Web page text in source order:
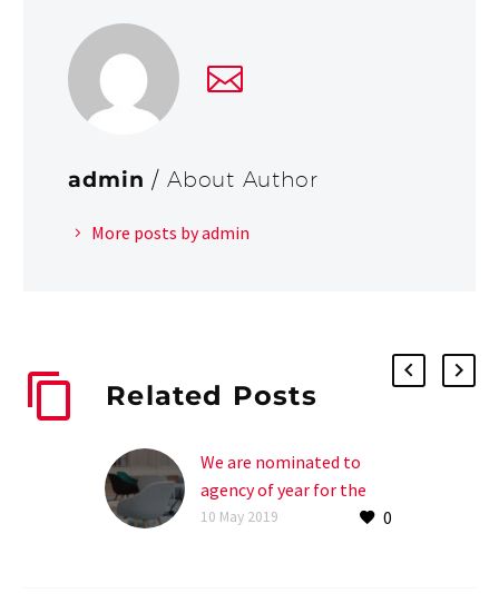
admin / About Author
More posts by admin
Related Posts
We are nominated to
agency of year for the
second time (Demo)
0
10 May 2019